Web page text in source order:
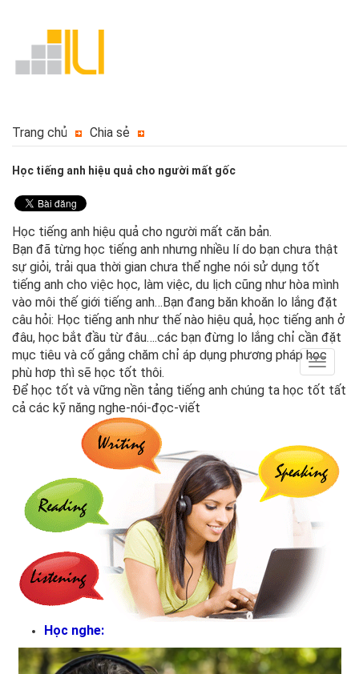
Toggle
Trang chủ Chia sẻ
Học tiếng anh hiệu quả cho người mất gốc
Học tiếng anh hiệu quả cho người mất căn bản.
Bạn đã từng học tiếng anh nhưng nhiều lí do bạn chưa thật
sự giỏi, trải qua thời gian chưa thể nghe nói sử dụng tốt
tiếng anh cho việc học, làm việc, du lịch cũng như hòa mình
vào môi thế giới tiếng anh…Bạn đang băn khoăn lo lắng đặt
câu hỏi: Học tiếng anh như thế nào hiệu quả, học tiếng anh ở
đâu, học bắt đầu từ đâu….các bạn đừng lo lắng chỉ cần đặt
mục tiêu và cố gắng chăm chỉ áp dụng phương pháp học
phù hơp thì sẽ học tốt thôi.
Để học tốt và vững nền tảng tiếng anh chúng ta học tốt tất
cả các kỹ năng nghe-nói-đọc-viết
Học nghe: